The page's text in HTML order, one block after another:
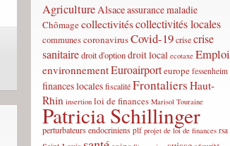
Agriculture Alsaceassurance maladie
Chômagecollectivitéscollectivités locales
communescoronavirusCovid-19crisecrise
sanitairedroit d'optiondroit local ecotaxe Emploi
environnementEuroairporteurope fessenheim
finances localesfiscalitéFrontaliers Haut-
Rhin insertion loi de finances Marisol Touraine
Patricia Schillinger
perturbateurs endocriniens plf projet de loi de finances rsa